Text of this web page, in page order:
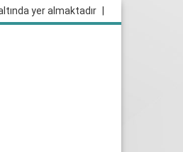
yer almaktadır